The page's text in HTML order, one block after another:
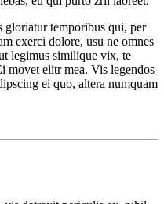
gloriatur temporibus qui, per
exerci dolore, usu ne omnes
legimus similique vix, te
movet elitr mea. Vis legendos
ei quo, altera numquam